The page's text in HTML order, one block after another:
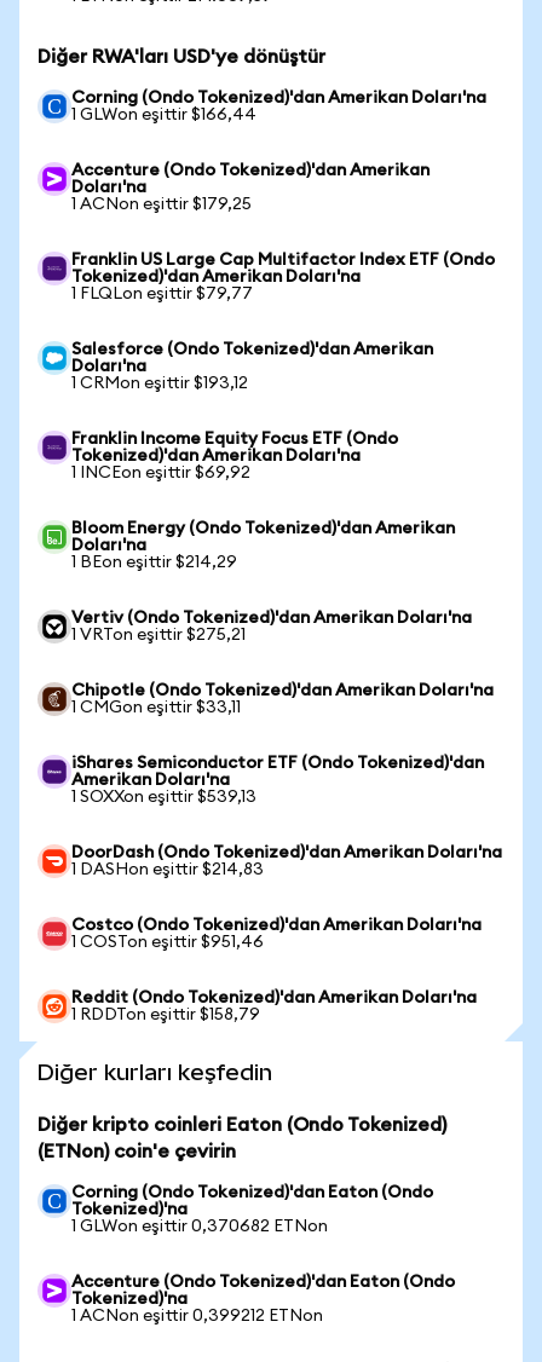
Diğer RWA'ları USD'ye dönüştür
Corning (Ondo Tokenized)'dan Amerikan Doları'na
1 GLWon eşittir $166,44
Accenture (Ondo Tokenized)'dan Amerikan
Doları'na
1 ACNon eşittir $179,25
Franklin US Large Cap Multifactor Index ETF (Ondo
Tokenized)'dan Amerikan Doları'na
1 FLQLon eşittir $79,77
Salesforce (Ondo Tokenized)'dan Amerikan
Doları'na
1 CRMon eşittir $193,12
Franklin Income Equity Focus ETF (Ondo
Tokenized)'dan Amerikan Doları'na
1 INCEon eşittir $69,92
Bloom Energy (Ondo Tokenized)'dan Amerikan
Doları'na
1 BEon eşittir $214,29
Vertiv (Ondo Tokenized)'dan Amerikan Doları'na
1 VRTon eşittir $275,21
Chipotle (Ondo Tokenized)'dan Amerikan Doları'na
1 CMGon eşittir $33,11
iShares Semiconductor ETF (Ondo Tokenized)'dan
Amerikan Doları'na
1 SOXXon eşittir $539,13
DoorDash (Ondo Tokenized)'dan Amerikan Doları'na
1 DASHon eşittir $214,83
Costco (Ondo Tokenized)'dan Amerikan Doları'na
1 COSTon eşittir $951,46
Reddit (Ondo Tokenized)'dan Amerikan Doları'na
1 RDDTon eşittir $158,79
Diğer kurları keşfedin
Diğer kripto coinleri Eaton (Ondo Tokenized)
(ETNon) coin'e çevirin
Corning (Ondo Tokenized)'dan Eaton (Ondo
Tokenized)'na
1 GLWon eşittir 0,370682 ETNon
Accenture (Ondo Tokenized)'dan Eaton (Ondo
Tokenized)'na
1 ACNon eşittir 0,399212 ETNon